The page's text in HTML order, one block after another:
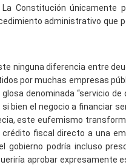
Constitución únicamente
administrativo
ninguna diferencia entre
por muchas empresas
denominada “servicio
bien el negocio a financiar
este eufemismo
fiscal directo a una
gobierno podría incluso
aprobar expresamente